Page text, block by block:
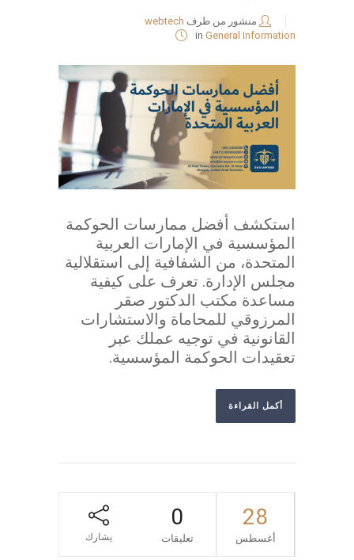
منشور من طرف webtech
in General Information
استكشف أفضل ممارسات الحوكمة
المؤسسية في الإمارات العربية
المتحدة، من الشفافية إلى استقلالية
مجلس الإدارة. تعرف على كيفية
مساعدة مكتب الدكتور صقر
المرزوقي للمحاماة والاستشارات
القانونية في توجيه عملك عبر
تعقيدات الحوكمة المؤسسية.
أكمل القراءة
28
أغسطس
0
تعليقات يشارك